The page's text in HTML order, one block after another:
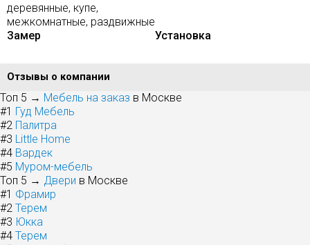
деревянные, купе,
межкомнатные, раздвижные
Замер Установка
Отзывы о компании
Топ 5 → Мебель на заказ в Москве
#1 Гуд Мебель
#2 Палитра
#3 Little Home
#4 Вардек
#5 Муром-мебель
Топ 5 → Двери в Москве
#1 Фрамир
#2 Терем
#3 Юкка
#4 Терем